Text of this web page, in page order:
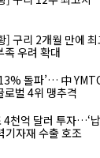
] 구리 2개월 만에
족 우려 확대
돌파’… 中
로벌 4위 맹추격
천억 달러 투자…‘
기자재 수출 호조